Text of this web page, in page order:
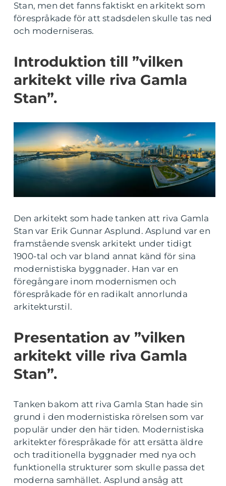
Stan, men det fanns faktiskt en arkitekt som
förespråkade för att stadsdelen skulle tas ned
och moderniseras.
Introduktion till ”vilken
arkitekt ville riva Gamla
Stan”.
Den arkitekt som hade tanken att riva Gamla
Stan var Erik Gunnar Asplund. Asplund var en
framstående svensk arkitekt under tidigt
1900-tal och var bland annat känd för sina
modernistiska byggnader. Han var en
föregångare inom modernismen och
förespråkade för en radikalt annorlunda
arkitekturstil.
Presentation av ”vilken
arkitekt ville riva Gamla
Stan”.
Tanken bakom att riva Gamla Stan hade sin
grund i den modernistiska rörelsen som var
populär under den här tiden. Modernistiska
arkitekter förespråkade för att ersätta äldre
och traditionella byggnader med nya och
funktionella strukturer som skulle passa det
moderna samhället. Asplund ansåg att